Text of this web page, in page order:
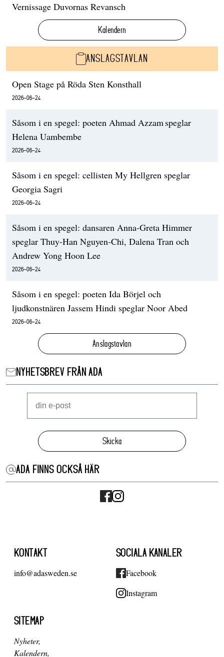
Vernissage Duvornas Revansch
Kalendern
ANSLAGSTAVLAN
Open Stage på Röda Sten Konsthall
2026-06-24
Såsom i en spegel: poeten Ahmad Azzam speglar
Helena Uambembe
2026-06-24
Såsom i en spegel: cellisten My Hellgren speglar
Georgia Sagri
2026-06-24
Såsom i en spegel: dansaren Anna-Greta Himmer
speglar Thuy-Han Nguyen-Chi, Dalena Tran och
Andrew Yong Hoon Lee
2026-06-24
Såsom i en spegel: poeten Ida Börjel och
ljudkonstnären Jassem Hindi speglar Noor Abed
2026-06-24
Anslagstavlan
NYHETSBREV FRÅN ADA
Skicka
ADA FINNS OCKSÅ HÄR
KONTAKT
info@adasweden.se
SOCIALA KANALER
Facebook
Instagram
SITEMAP
Nyheter
Kalendern